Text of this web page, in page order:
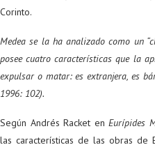
Corinto.
Medea se la ha analizado como un
posee cuatro características que la
expulsar o matar: es extranjera, es
1996: 102).
Según Andrés Racket en Eurípides
las características de las obras de